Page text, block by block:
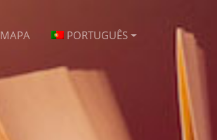
MAPA PORTUGUÊS